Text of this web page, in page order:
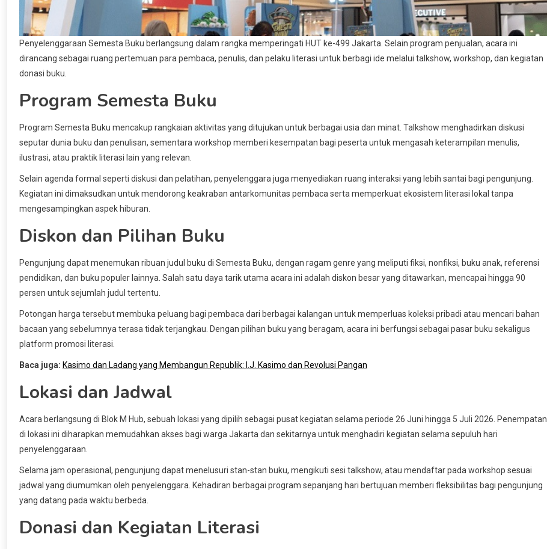
Penyelenggaraan Semesta Buku berlangsung dalam rangka memperingati HUT ke-499 Jakarta. Selain program penjualan, acara ini
dirancang sebagai ruang pertemuan para pembaca, penulis, dan pelaku literasi untuk berbagi ide melalui talkshow, workshop, dan kegiatan
donasi buku.
Program Semesta Buku
Program Semesta Buku mencakup rangkaian aktivitas yang ditujukan untuk berbagai usia dan minat. Talkshow menghadirkan diskusi
seputar dunia buku dan penulisan, sementara workshop memberi kesempatan bagi peserta untuk mengasah keterampilan menulis,
ilustrasi, atau praktik literasi lain yang relevan.
Selain agenda formal seperti diskusi dan pelatihan, penyelenggara juga menyediakan ruang interaksi yang lebih santai bagi pengunjung.
Kegiatan ini dimaksudkan untuk mendorong keakraban antarkomunitas pembaca serta memperkuat ekosistem literasi lokal tanpa
mengesampingkan aspek hiburan.
Diskon dan Pilihan Buku
Pengunjung dapat menemukan ribuan judul buku di Semesta Buku, dengan ragam genre yang meliputi fiksi, nonfiksi, buku anak, referensi
pendidikan, dan buku populer lainnya. Salah satu daya tarik utama acara ini adalah diskon besar yang ditawarkan, mencapai hingga 90
persen untuk sejumlah judul tertentu.
Potongan harga tersebut membuka peluang bagi pembaca dari berbagai kalangan untuk memperluas koleksi pribadi atau mencari bahan
bacaan yang sebelumnya terasa tidak terjangkau. Dengan pilihan buku yang beragam, acara ini berfungsi sebagai pasar buku sekaligus
platform promosi literasi.
Baca juga: Kasimo dan Ladang yang Membangun Republik: I.J. Kasimo dan Revolusi Pangan
Lokasi dan Jadwal
Acara berlangsung di Blok M Hub, sebuah lokasi yang dipilih sebagai pusat kegiatan selama periode 26 Juni hingga 5 Juli 2026. Penempatan
di lokasi ini diharapkan memudahkan akses bagi warga Jakarta dan sekitarnya untuk menghadiri kegiatan selama sepuluh hari
penyelenggaraan.
Selama jam operasional, pengunjung dapat menelusuri stan-stan buku, mengikuti sesi talkshow, atau mendaftar pada workshop sesuai
jadwal yang diumumkan oleh penyelenggara. Kehadiran berbagai program sepanjang hari bertujuan memberi fleksibilitas bagi pengunjung
yang datang pada waktu berbeda.
Donasi dan Kegiatan Literasi